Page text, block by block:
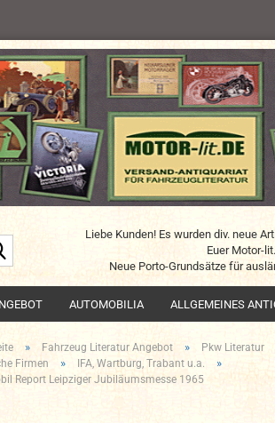
Liebe Kunden! Es wurden div. neue
Euer Motor-
Neue Porto-Grundsätze für
AUTOMOBILIA ALLGEMEINES
» Fahrzeug Literatur Angebot » Pkw Literatur
Firmen » IFA, Wartburg, Trabant u.a. »
Report Leipziger Jubiläumsmesse 1965